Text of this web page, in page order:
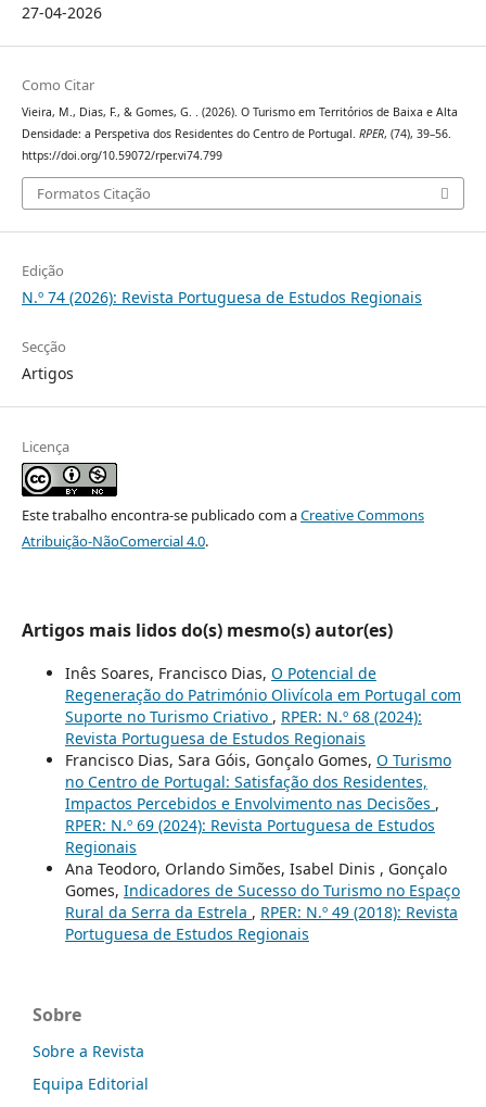
27-04-2026
Como Citar
Vieira, M., Dias, F., & Gomes, G. . (2026). O Turismo em Territórios de Baixa e Alta
Densidade: a Perspetiva dos Residentes do Centro de Portugal. RPER, (74), 39–56.
https://doi.org/10.59072/rper.vi74.799
Formatos Citação
Edição
N.º 74 (2026): Revista Portuguesa de Estudos Regionais
Secção
Artigos
Licença
Este trabalho encontra-se publicado com aCreative Commons
Atribuição-NãoComercial 4.0.
Artigos mais lidos do(s) mesmo(s) autor(es)
Inês Soares, Francisco Dias, O Potencial de
Regeneração do Património Olivícola em Portugal com
Suporte no Turismo Criativo , RPER: N.º 68 (2024):
Revista Portuguesa de Estudos Regionais
Francisco Dias, Sara Góis, Gonçalo Gomes, O Turismo
no Centro de Portugal: Satisfação dos Residentes,
Impactos Percebidos e Envolvimento nas Decisões ,
RPER: N.º 69 (2024): Revista Portuguesa de Estudos
Regionais
Ana Teodoro, Orlando Simões, Isabel Dinis , Gonçalo
Gomes, Indicadores de Sucesso do Turismo no Espaço
Rural da Serra da Estrela , RPER: N.º 49 (2018): Revista
Portuguesa de Estudos Regionais
Sobre
Sobre a Revista
Equipa Editorial